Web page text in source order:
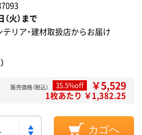
火）まで
テリア・建材取扱店からお届け
販売価格（税込） 35.5%off ￥5,529
1枚あたり ￥1,382.25
カゴへ